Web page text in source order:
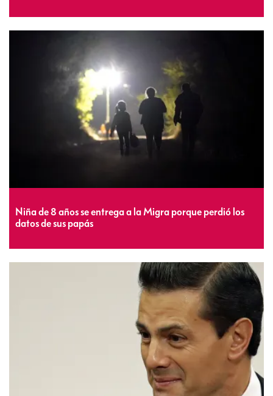
Niña de 8 años se entrega a la Migra porque perdió los
datos de sus papás